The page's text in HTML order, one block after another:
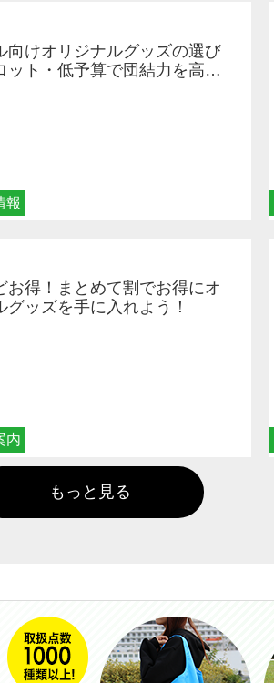
報
向けオリジナルグッズの選び
ット・低予算で団結力を高め
内
お得！まとめて割でお得にオ
グッズを手に入れよう！
もっと見る